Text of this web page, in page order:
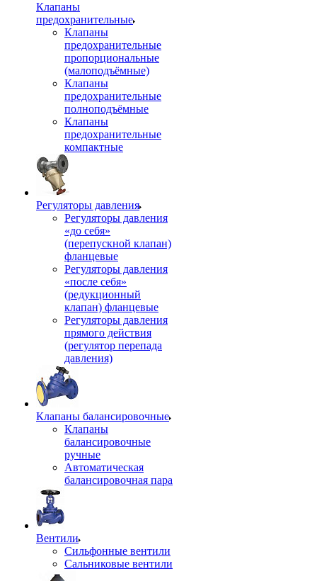
Клапаны
предохранительные
Клапаны
предохранительные
пропорциональные
(малоподъёмные)
Клапаны
предохранительные
полноподъёмные
Клапаны
предохранительные
компактные
Регуляторы давления
Регуляторы давления
«до себя»
(перепускной клапан)
фланцевые
Регуляторы давления
«после себя»
(редукционный
клапан) фланцевые
Регуляторы давления
прямого действия
(регулятор перепада
давления)
Клапаны балансировочные
Клапаны
балансировочные
ручные
Автоматическая
балансировочная пара
Вентили
Сильфонные вентили
Сальниковые вентили